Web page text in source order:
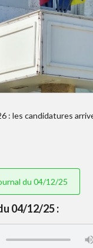
: les candidatures
du 04/12/25
04/12/25 :